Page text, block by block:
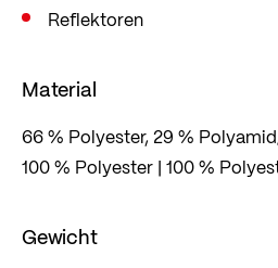
Reflektoren
Material
66 % Polyester, 29 %
100 % Polyester | 100 %
Gewicht